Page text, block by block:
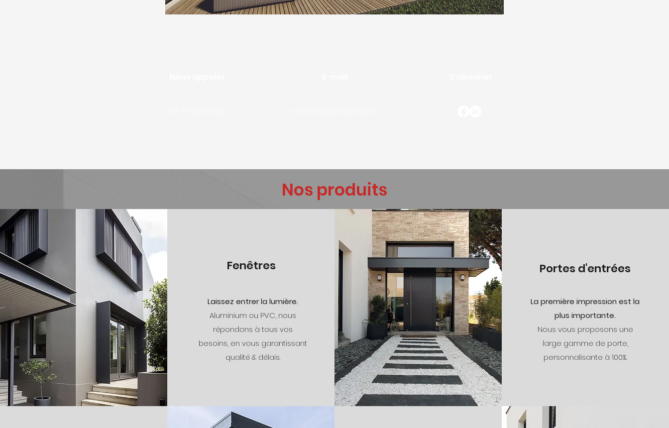
Nos produits
Fenêtres
Laissez entrer la lumière.
Aluminium ou PVC, nous
répondons à tous vos
besoins, en vous garantissant
qualité & délais.
Portes d'entrées
La première impression est la
plus importante.
Nous vous proposons une
large gamme de porte,
personnalisante à 100%.